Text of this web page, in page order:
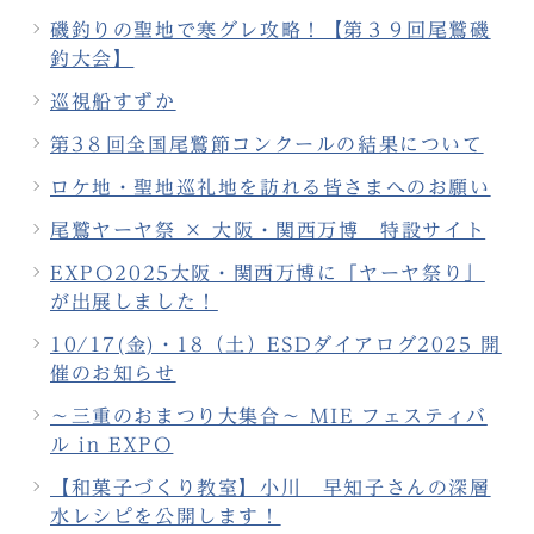
磯釣りの聖地で寒グレ攻略！【第３９回尾鷲磯
釣大会】
巡視船すずか
第3８回全国尾鷲節コンクールの結果について
ロケ地・聖地巡礼地を訪れる皆さまへのお願い
尾鷲ヤーヤ祭 × 大阪・関西万博 特設サイト
EXPO2025大阪・関西万博に「ヤーヤ祭り」
が出展しました！
10/17(金)・18（土）ESDダイアログ2025 開
催のお知らせ
～三重のおまつり大集合～ MIE フェスティバ
ル in EXPO
【和菓子づくり教室】小川 早知子さんの深層
水レシピを公開します！